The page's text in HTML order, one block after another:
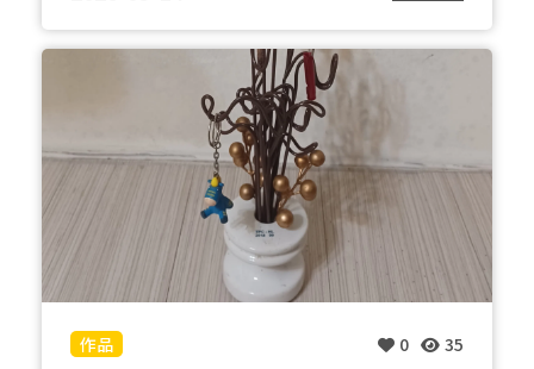
本作運用退役礙子打造招財流水香氛座。孔洞冒出的
煙霧，既是室內的療癒香氛，也隱喻工業排放的廢
氣，點出現代人追求舒適與環境失衡的矛盾。 華人地
區在生財場所常擺上招財物品，對應我認為想長久保
有財富，永續必須與我們同行，因地球才是財富的真
正源頭，一切源於大地之母。 被摒棄的外部成本終將
反撲，既然文明無法回頭，唯在其中尋找平衡並減緩
傷害。透過材料再利用，將線性經濟轉為循環經濟；
讓資源再生利用，才是永續共生之道。
0 35